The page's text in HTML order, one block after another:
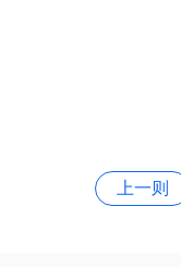
上一则